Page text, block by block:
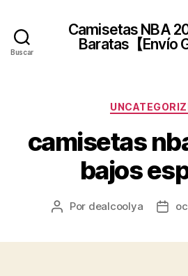
Buscar
Camisetas NBA
Baratas【Envío
camisetas
bajos
Autor
Por dealcoolya